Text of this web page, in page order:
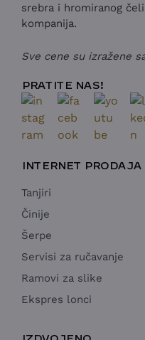
srebra i hromiranog
kompanija.
Sve cene su izražene
PRATITE NAS!
INTERNET PRODAJA
Tanjiri
Činije
Šerpe
Servisi za ručavanje
Ramovi za slike
Ekspres lonci